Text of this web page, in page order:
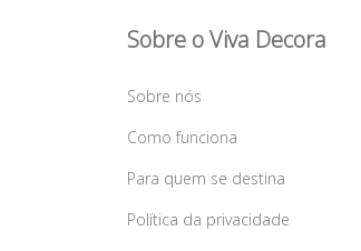
Sobre o Viva Decora
Sobre nós
Como funciona
Para quem se destina
Política da privacidade